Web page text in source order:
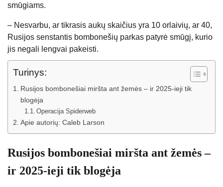
smūgiams.
– Nesvarbu, ar tikrasis aukų skaičius yra 10 orlaivių, ar 40,
Rusijos senstantis bombonešių parkas patyrė smūgį, kurio
jis negali lengvai pakeisti.
Turinys:
Rusijos bombonešiai miršta ant žemės – ir 2025-ieji tik
blogėja
Operacija Spiderweb
Apie autorių: Caleb Larson
Rusijos bombonešiai miršta ant žemės –
ir 2025-ieji tik blogėja